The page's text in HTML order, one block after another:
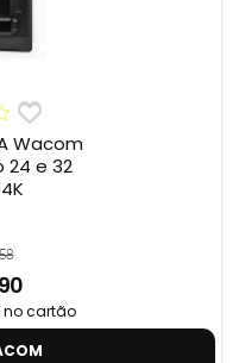
Wacom
24 e 32
no cartão